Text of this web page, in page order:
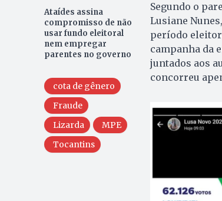
Ataídes assina
compromisso de não
usar fundo eleitoral
nem empregar
parentes no governo
cota de gênero
Fraude
Lizarda
MPE
Tocantins
Segundo o
Lusiane
período
campanha da
juntados aos
concorreu